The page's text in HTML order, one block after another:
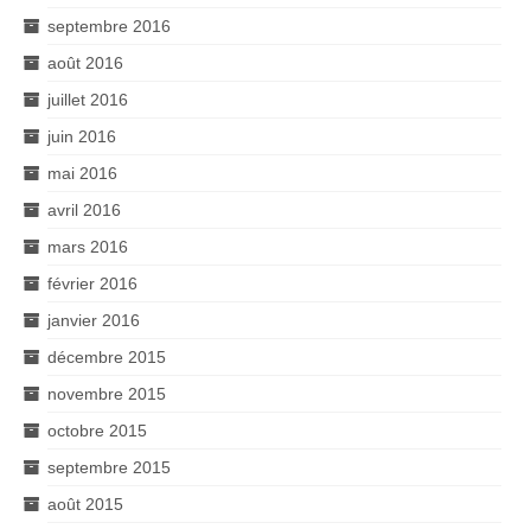
septembre 2016
août 2016
juillet 2016
juin 2016
mai 2016
avril 2016
mars 2016
février 2016
janvier 2016
décembre 2015
novembre 2015
octobre 2015
septembre 2015
août 2015